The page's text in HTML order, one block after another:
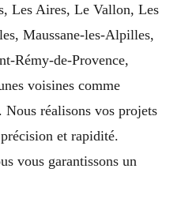
Les Aires, Le Vallon, Les
Maussane-les-Alpilles,
Rémy-de-Provence,
voisines comme
réalisons vos projets
et rapidité.
vous garantissons un